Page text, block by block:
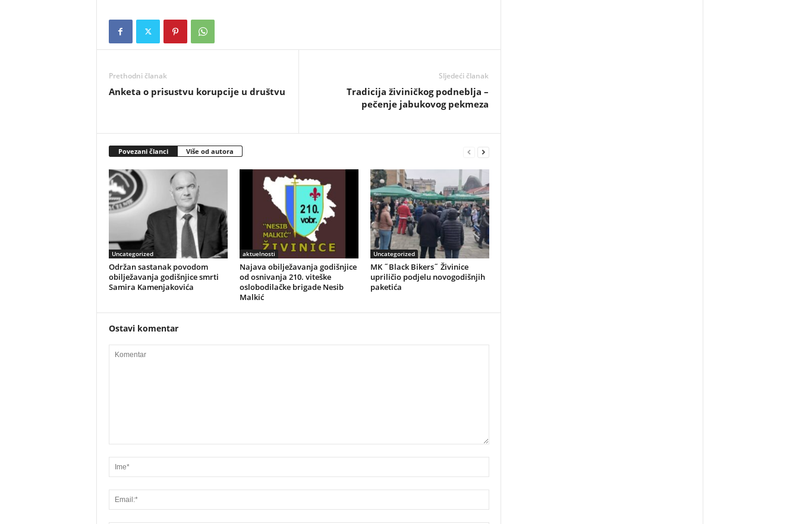
Prethodni članak
Anketa o prisustvu korupcije u društvu
Sljedeći članak
Tradicija živiničkog podneblja –
pečenje jabukovog pekmeza
Povezani članci Više od autora
Uncategorized
Održan sastanak povodom
obilježavanja godišnjice smrti
Samira Kamenjakovića
aktuelnosti
Najava obilježavanja godišnjice
od osnivanja 210. viteške
oslobodilačke brigade Nesib
Malkić
Uncategorized
MK ˝Black Bikers˝ Živinice
upriličio podjelu novogodišnjih
paketića
Ostavi komentar